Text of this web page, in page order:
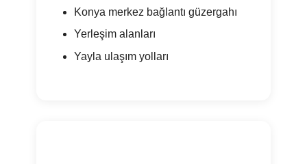
Konya merkez bağlantı güzergahı
Yerleşim alanları
Yayla ulaşım yolları